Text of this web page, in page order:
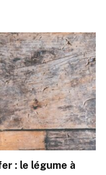
: le légume à